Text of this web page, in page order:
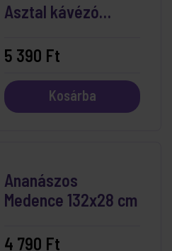
Asztal kávézó
5 390 Ft
Kosárba
Ananászos
Medence 132x28 cm
4 790 Ft